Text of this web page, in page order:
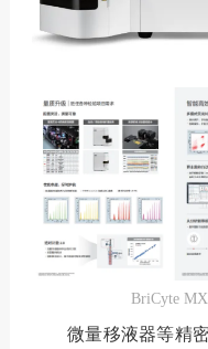
BriCyte
微量移液器等精